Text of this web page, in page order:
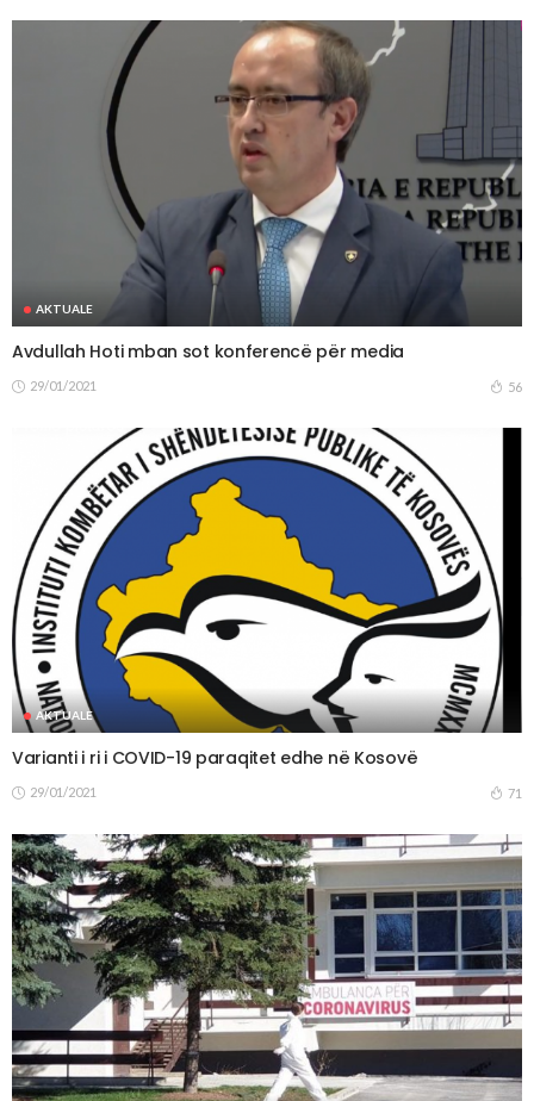
AKTUALE
Avdullah Hoti mban sot konferencë për media
29/01/2021 56
AKTUALE
Varianti i ri i COVID-19 paraqitet edhe në Kosovë
29/01/2021 71